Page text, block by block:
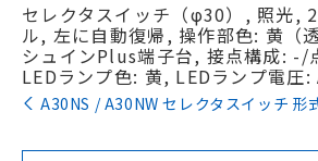
セレクタスイッチ（φ30）, 照光,
ル, 左に自動復帰, 操作部色: 黄（
シュインPlus端子台, 接点構成: -/
LEDランプ色: 黄, LEDランプ電圧:
A30NS / A30NW セレクタスイッチ 形